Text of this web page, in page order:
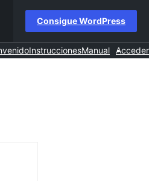
Consigue WordPress
InstruccionesManual Acceder